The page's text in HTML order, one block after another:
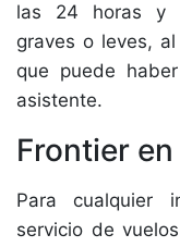
las 24 horas y
graves o leves,
que puede
asistente.
Frontier
Para cualquier
servicio de